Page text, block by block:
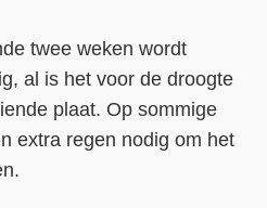
twee weken wordt
al is het voor de droogte
plaat. Op sommige
extra regen nodig om het